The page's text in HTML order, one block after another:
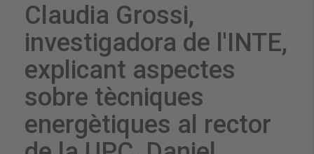
Claudia Grossi,
investigadora de l'INTE,
explicant aspectes
sobre tècniques
energètiques al rector